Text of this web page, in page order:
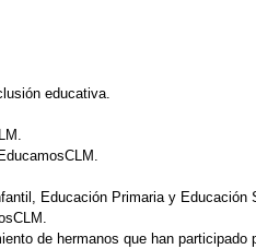
educativa.
Educación Primaria y Educación
de hermanos que han